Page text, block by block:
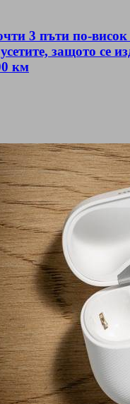
3 пъти по-висок
защото се
км